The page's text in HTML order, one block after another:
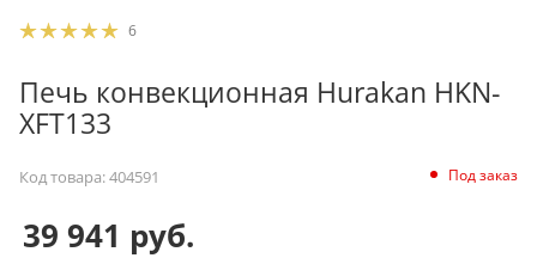
6
Печь конвекционная Hurakan HKN-
XFT133
Код товара:404591 Под заказ
39 941 руб.